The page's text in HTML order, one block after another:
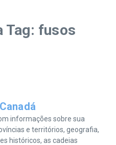
Tag: fusos
informações sobre sua
e territórios, geografia,
históricos, as cadeias